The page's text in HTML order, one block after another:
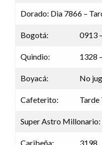
Dorado: Dia 7866 –
Bogotá: 0913
Quindio: 1328
Boyacá: No
Cafeterito: Tarde
Super Astro Millonario:
Caribeña: 3198